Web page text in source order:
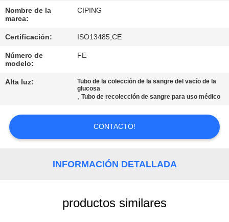
PIDA
UNA
CITA
MAPA
PRIVACY
POLICY
Nombre de la
marca:
CIPING
Certificación: ISO13485,CE
Número de
modelo:
FE
Alta luz:
Tubo de la colección de la sangre del vacío de la
glucosa
,Tubo de recolección de sangre para uso médico
CONTACTO!
INFORMACIÓN DETALLADA
productos similares